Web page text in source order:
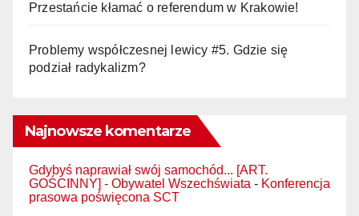
Przestańcie kłamać o referendum w Krakowie!
Problemy współczesnej lewicy #5. Gdzie się
podział radykalizm?
Najnowsze komentarze
Gdybyś naprawiał swój samochód... [ART.
GOŚCINNY] - Obywatel Wszechświata - Konferencja
prasowa poświęcona SCT